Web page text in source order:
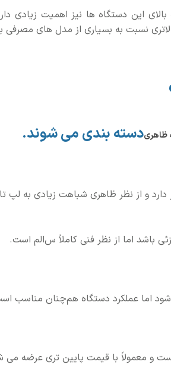
این دستگاه ها نیز اهمیت زیادی
نسبت به بسیاری از مدل های مصرفی
ظاهریدسته بندی می شوند.
و از نظر ظاهری شباهت زیادی به لپ
اما از نظر فنی کاملاً سالم است.
اما عملکرد دستگاه همچنان مناسب
و معمولاً با قیمت پایین تری عرضه می